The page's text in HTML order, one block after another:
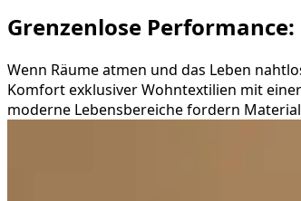
Grenzenlose
Wenn Räume atmen und das Leben
Komfort exklusiver Wohntextilien mit
moderne Lebensbereiche fordern